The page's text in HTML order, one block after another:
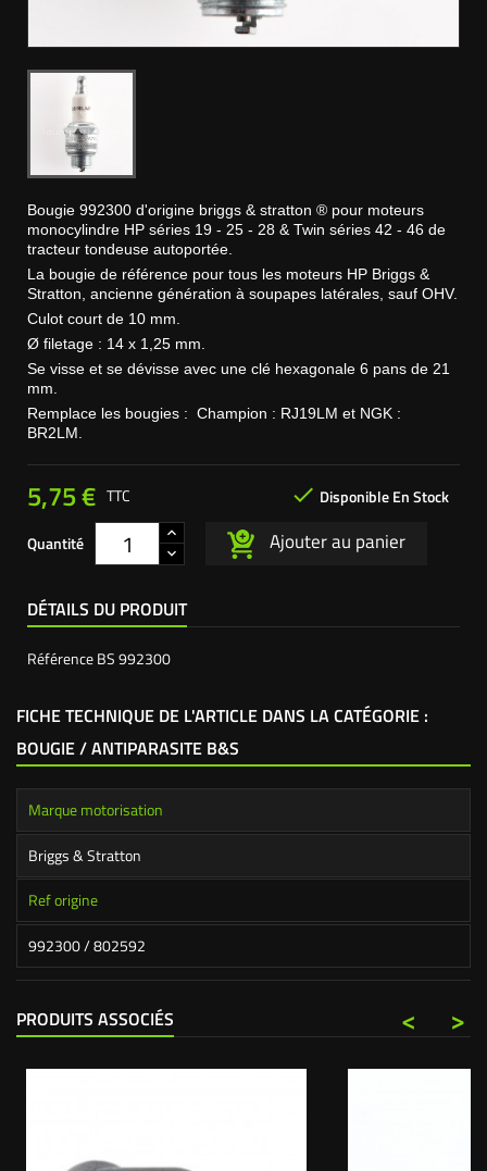
Bougie 992300 d'origine briggs & stratton ® pour moteurs
monocylindre HP séries 19 - 25 - 28 & Twin séries 42 - 46 de
tracteur tondeuse autoportée.
La bougie de référence pour tous les moteurs HP Briggs &
Stratton, ancienne génération à soupapes latérales, sauf OHV.
Culot court de 10 mm.
Ø filetage : 14 x 1,25 mm.
Se visse et se dévisse avec une clé hexagonale 6 pans de 21
mm.
Remplace les bougies : Champion : RJ19LM et NGK :
BR2LM.
5,75 €  Disponible En Stock
TTC
Quantité Ajouter au panier
DÉTAILS DU PRODUIT
RéférenceBS 992300
FICHE TECHNIQUE DE L'ARTICLE DANS LA CATÉGORIE :
BOUGIE / ANTIPARASITE B&S
Marque motorisation
Briggs & Stratton
Ref origine
992300 / 802592
PRODUITS ASSOCIÉS >
<